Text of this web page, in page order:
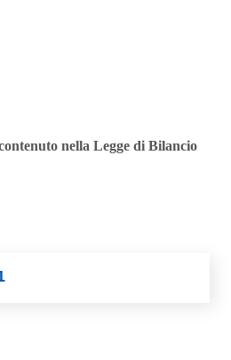
nella Legge di Bilancio